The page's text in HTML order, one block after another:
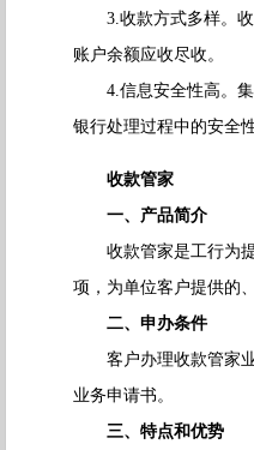
3.收款方式多样。收
账户余额应收尽收。
4.信息安全性高。集
银行处理过程中的安全
收款管家
一、产品简介
收款管家是工行为提
项，为单位客户提供的
二、申办条件
客户办理收款管家业
业务申请书。
三、特点和优势